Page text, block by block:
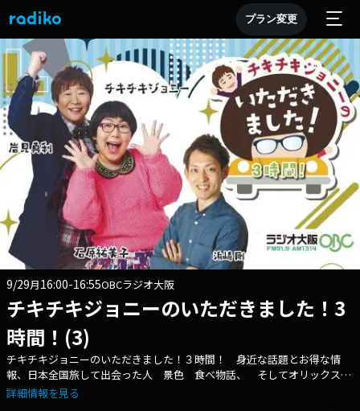
プラン変更
9/29月16:00-16:55OBCラジオ大阪
チキチキジョニーのいただきました！3
時間！(3)
チキチキジョニーのいただきました！３時間！ 身近な話題とお得な情
報、日本全国旅して出会った人 景色 食べ物話、 そしてオリックス・
バファローズを応援します！ ▽１４：４０頃「今週のおもしろニュー
詳細情報を見る